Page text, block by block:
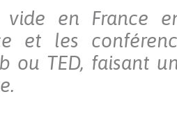
en France
et les
ou TED, faisant